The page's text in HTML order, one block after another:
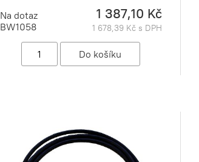
Na dotaz
BW1058
1 387,10 Kč
1 678,39 Kč s DPH